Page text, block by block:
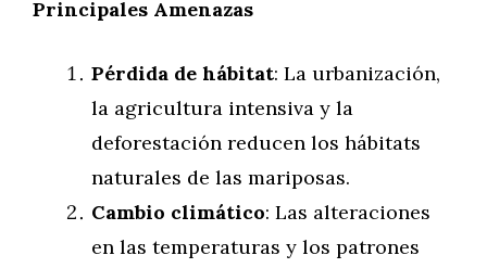
Principales Amenazas
Pérdida de hábitat: La urbanización,
la agricultura intensiva y la
deforestación reducen los hábitats
naturales de las mariposas.
Cambio climático: Las alteraciones
en las temperaturas y los patrones